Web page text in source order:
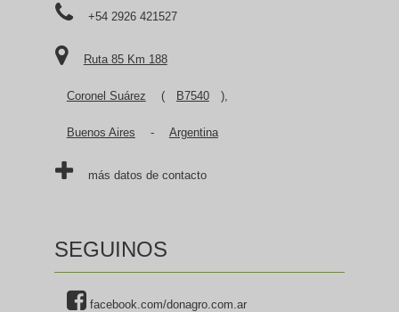
+54 2926 421527
Ruta 85 Km 188
Coronel Suárez ( B7540 ),
Buenos Aires - Argentina
más datos de contacto
SEGUINOS
facebook.com/donagro.com.ar